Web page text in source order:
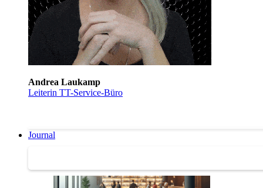
Andrea Laukamp
Leiterin TT-Service-Büro
Journal